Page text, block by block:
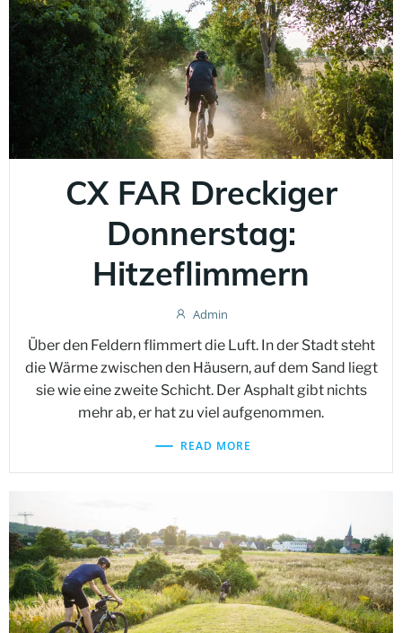
CX FAR Dreckiger
Donnerstag:
Hitzeflimmern
Admin
Über den Feldern flimmert die Luft. In der Stadt steht
die Wärme zwischen den Häusern, auf dem Sand liegt
sie wie eine zweite Schicht. Der Asphalt gibt nichts
mehr ab, er hat zu viel aufgenommen.
READ MORE